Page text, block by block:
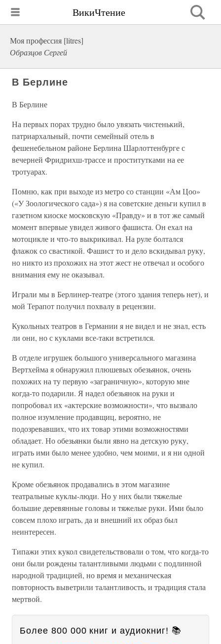
ВикиЧтение
Моя профессия [litres]
Образцов Сергей
В Берлине
В Берлине
На первых порах трудно было увязать чистенький,
патриархальный, почти семейный отель в
фешенебельном районе Берлина Шарлоттенбурге с
вечерней Фридрихш-трассе и проститутками на ее
тротуарах.
Помню, как при выходе из метро со станции «Ам Цоо»
(«У Зоологического сада») я на советские деньги купил в
газетном киоске московскую «Правду» и в тот же самый
момент впервые увидел живого фашиста. Он ехал на
мотоцикле и что-то выкрикивал. На руле болтался
флажок со свастикой. Фашист то и дело вскидывал руку,
но никто из прохожих на этот жест не отвечал и особого
внимания ему не оказывал.
Играли мы в Берлинер-театре (этого здания теперь нет), и
мой Терапот получил похвалу в рецензии.
Кукольных театров в Германии я не видел и не знал, есть
ли они, но с куклами все-таки встретился.
В отделе игрушек большого универсального магазина
Вертхейма я обнаружил плюшевых обезьянок, очень
похожих на ту первую «заграничную», которую мне
когда-то подарили. Я надел обезьянок на руки и
попробовал их «актерские возможности», что вызвало
полное изумление продавщиц, вероятно, не
подозревавших, что их товар этими возможностями
обладает. Но обезьянки были явно на детскую руку,
играть ими было менее удобно, чем моими, и я ни одной
не купил.
Кроме обезьянок продавались в этом магазине
театральные куклы-люди. Но у них были тяжелые
большие деревянные головы и тяжелые руки. Ими было
совсем плохо играть, да и внешний их образ был
неинтересен.
Типажи этих кукол свидетельствовали о том, что когда-то
они были рождены талантливыми людьми с подлинной
народной традицией, но время и механическая
повторность выветрили талантливость, и традиция стала
мертвой.
Более 800 000 книг и аудиокниг! 📚